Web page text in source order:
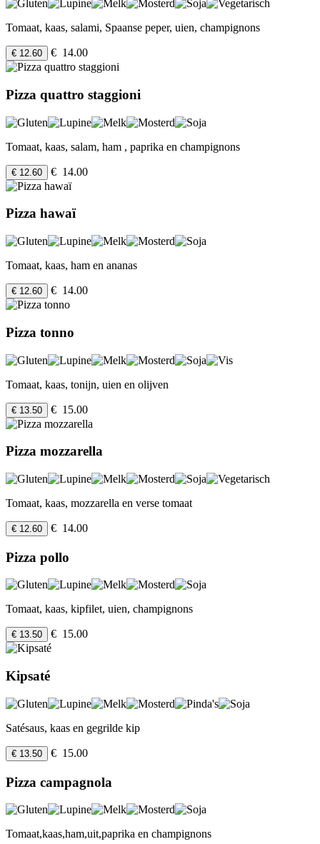
Tomaat, kaas, salami, Spaanse peper, uien, champignons
€ 12.60 € 14.00
Pizza quattro staggioni
Tomaat, kaas, salam, ham , paprika en champignons
€ 12.60 € 14.00
Pizza hawaï
Tomaat, kaas, ham en ananas
€ 12.60 € 14.00
Pizza tonno
Tomaat, kaas, tonijn, uien en olijven
€ 13.50 € 15.00
Pizza mozzarella
Tomaat, kaas, mozzarella en verse tomaat
€ 12.60 € 14.00
Pizza pollo
Tomaat, kaas, kipfilet, uien, champignons
€ 13.50 € 15.00
Kipsaté
Satésaus, kaas en gegrilde kip
€ 13.50 € 15.00
Pizza campagnola
Tomaat,kaas,ham,uit,paprika en champignons